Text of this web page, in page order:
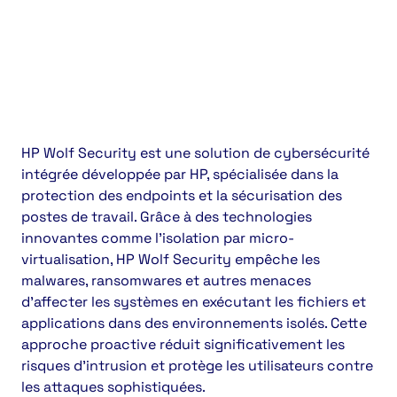
HP Wolf Security est une solution de cybersécurité
intégrée développée par HP, spécialisée dans la
protection des endpoints et la sécurisation des
postes de travail. Grâce à des technologies
innovantes comme l’isolation par micro-
virtualisation, HP Wolf Security empêche les
malwares, ransomwares et autres menaces
d’affecter les systèmes en exécutant les fichiers et
applications dans des environnements isolés. Cette
approche proactive réduit significativement les
risques d’intrusion et protège les utilisateurs contre
les attaques sophistiquées.